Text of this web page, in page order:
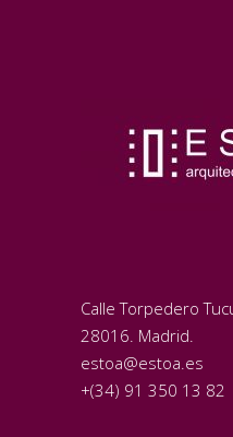
Calle Torpedero
28016. Madrid.
estoa@estoa.es
+(34) 91 350 13 82